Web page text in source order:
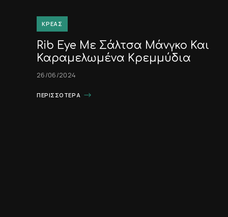
ΚΡΈΑΣ
Rib Eye Με Σάλτσα Μάνγκο Και
Καραμελωμένα Κρεμμύδια
26/06/2024
ΠΕΡΙΣΣΌΤΕΡΑ